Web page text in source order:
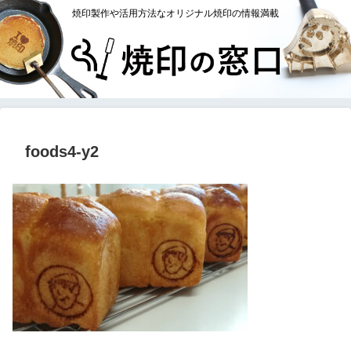
焼印製作や活用方法なオリジナル焼印の情報満載
foods4-y2